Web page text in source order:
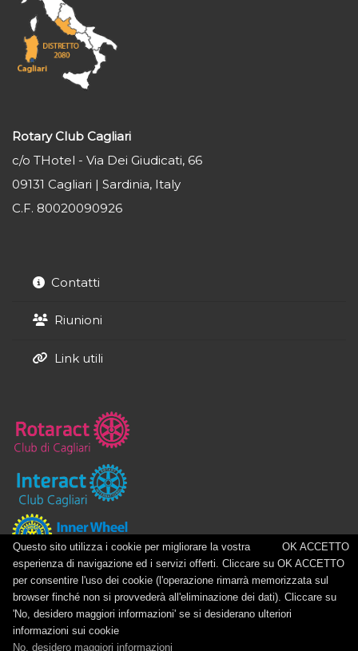
Rotary Club Cagliari
c/o THotel - Via Dei Giudicati, 66
09131 Cagliari | Sardinia, Italy
C.F. 80020090926
Contatti
Riunioni
Link utili
© Copyright 2026 - Rotary Club Cagliari - Informativa sui
cookie- Realizzazione:Micro srl
OK ACCETTO
Questo sito utilizza i cookie per migliorare la vostra
esperienza di navigazione ed i servizi offerti. Cliccare su OK ACCETTO
per consentire l'uso dei cookie (l'operazione rimarrà memorizzata sul
browser finché non si provvederà all'eliminazione dei dati). Cliccare su
'No, desidero maggiori informazioni' se si desiderano ulteriori
informazioni sui cookie
No, desidero maggiori informazioni